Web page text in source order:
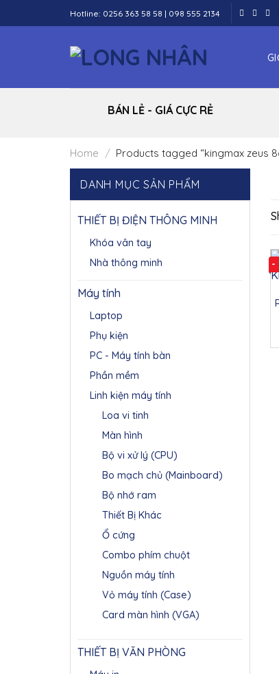
to
Hotline: 0256 363 58 58 | 098 555 2134
BÁN LẺ - GIÁ CỰC RẺ
Home / Products tagged “kingmax zeus
DANH MỤC SẢN PHẨM
THIẾT BỊ ĐIỆN THÔNG MINH
Khóa vân tay
Nhà thông minh
Máy tính
Laptop
Phụ kiện
PC - Máy tính bàn
Phần mềm
Linh kiện máy tính
Loa vi tinh
Màn hình
Bộ vi xử lý (CPU)
Bo mạch chủ (Mainboard)
Bộ nhớ ram
Thiết Bị Khác
Ổ cứng
Combo phím chuột
Nguồn máy tính
Vỏ máy tính (Case)
Card màn hình (VGA)
THIẾT BỊ VĂN PHÒNG
-